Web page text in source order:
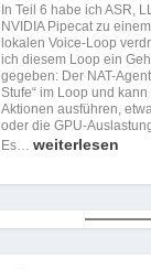
In Teil 6 habe ich ASR,
NVIDIA Pipecat zu
lokalen Voice-Loop
ich diesem Loop ein
gegeben: Der NAT-
Stufe“ im Loop und
Aktionen ausführen,
oder die GPU-
Es…weiterlesen